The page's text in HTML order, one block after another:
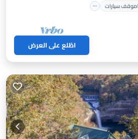
موقف سيارات
اطّلع على العرض